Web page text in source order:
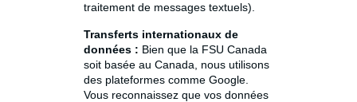
traitement de messages textuels).
Transferts internationaux de
données : Bien que la FSU Canada
soit basée au Canada, nous utilisons
des plateformes comme Google.
Vous reconnaissez que vos données